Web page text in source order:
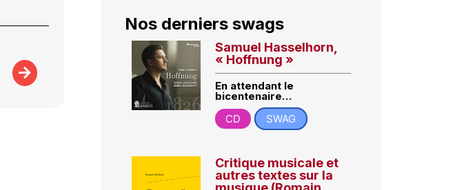
Nos derniers swags
Samuel Hasselhorn,
« Hoffnung »
En attendant le
bicentenaire…
CD
SWAG
Critique musicale et
autres textes sur la